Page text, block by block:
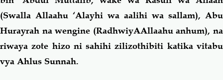
(Swalla Allaahu ‘Alayhi wa aalihi wa sallam), Abu
Hurayrah na wengine (RadhwiyAAllaahu anhum), na
riwaya zote hizo ni sahihi zilizothibiti katika vitabu
vya Ahlus Sunnah.